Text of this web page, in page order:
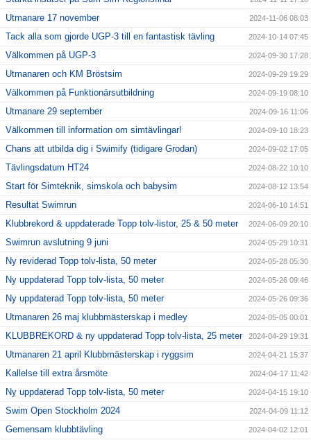
Utmanare 17 november 2024-11-06 08:03
Tack alla som gjorde UGP-3 till en fantastisk tävling 2024-10-14 07:45
Välkommen på UGP-3 2024-09-30 17:28
Utmanaren och KM Bröstsim 2024-09-29 19:29
Välkommen på Funktionärsutbildning 2024-09-19 08:10
Utmanare 29 september 2024-09-16 11:06
Välkommen till information om simtävlingar! 2024-09-10 18:23
Chans att utbilda dig i Swimify (tidigare Grodan) 2024-09-02 17:05
Tävlingsdatum HT24 2024-08-22 10:10
Start för Simteknik, simskola och babysim 2024-08-12 13:54
Resultat Swimrun 2024-06-10 14:51
Klubbrekord & uppdaterade Topp tolv-listor, 25 & 50 meter 2024-06-09 20:10
Swimrun avslutning 9 juni 2024-05-29 10:31
Ny reviderad Topp tolv-lista, 50 meter 2024-05-28 05:30
Ny uppdaterad Topp tolv-lista, 50 meter 2024-05-26 09:46
Ny uppdaterad Topp tolv-lista, 50 meter 2024-05-26 09:36
Utmanaren 26 maj klubbmästerskap i medley 2024-05-05 00:01
KLUBBREKORD & ny uppdaterad Topp tolv-lista, 25 meter 2024-04-29 19:31
Utmanaren 21 april Klubbmästerskap i ryggsim 2024-04-21 15:37
Kallelse till extra årsmöte 2024-04-17 11:42
Ny uppdaterad Topp tolv-lista, 50 meter 2024-04-15 19:10
Swim Open Stockholm 2024 2024-04-09 11:12
Gemensam klubbtävling 2024-04-02 12:01